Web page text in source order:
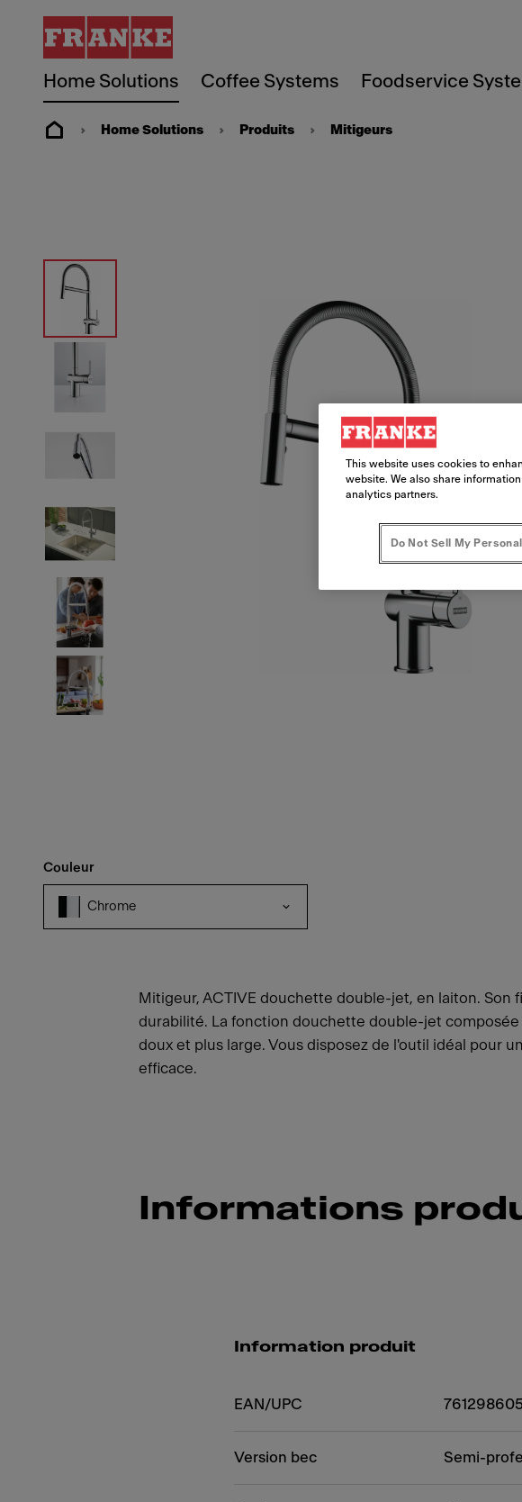
Home Solutions Coffee Systems Foodservice
Home Solutions Produits Mitigeurs
Couleur
Chrome
Mitigeur, ACTIVE douchette double-jet, en laiton. Son
durabilité. La fonction douchette double-jet
doux et plus large. Vous disposez de l'outil idéal pour
efficace.
Informations
Information produit
EAN/UPC
Version bec Semi-
This website uses cookies to
website. We also share
analytics partners.
Do Not Sell My